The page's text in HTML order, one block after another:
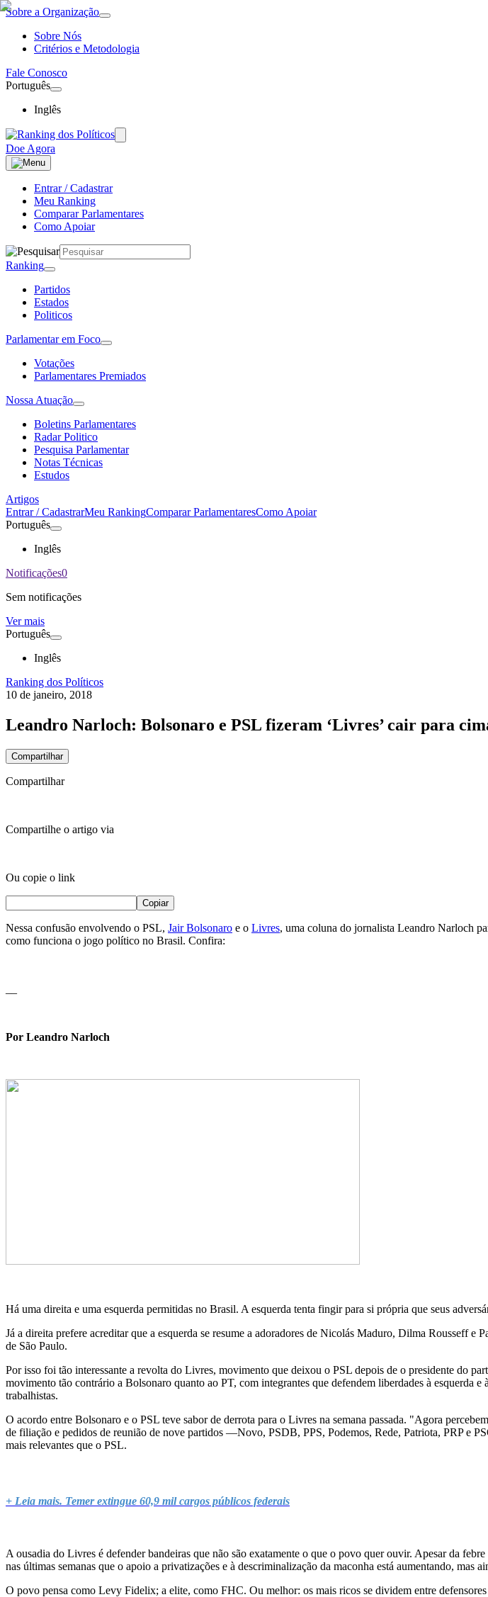
Sobre a Organização
Sobre Nós
Critérios e Metodologia
Fale Conosco
Português
Inglês
Doe Agora
Entrar / Cadastrar
Meu Ranking
Comparar Parlamentares
Como Apoiar
Ranking
Partidos
Estados
Politicos
Parlamentar em Foco
Votações
Parlamentares Premiados
Nossa Atuação
Boletins Parlamentares
Radar Politico
Pesquisa Parlamentar
Notas Técnicas
Estudos
Artigos
Entrar / CadastrarMeu RankingComparar ParlamentaresComo Apoiar
Português
Inglês
Notificações0
Sem notificações
Ver mais
Português
Inglês
Ranking dos Políticos
10 de janeiro, 2018
Leandro Narloch: Bolsonaro e PSL fizeram ‘Livres’ cair para
Compartilhar
Compartilhar
Compartilhe o artigo via
Ou copie o link
Copiar
Nessa confusão envolvendo o PSL, Jair Bolsonaro e o Livres, uma coluna do jornalista Leandro Narloch
como funciona o jogo político no Brasil. Confira:
Por Leandro Narloch
Há uma direita e uma esquerda permitidas no Brasil. A esquerda tenta fingir para si própria que seus
Já a direita prefere acreditar que a esquerda se resume a adoradores de Nicolás Maduro, Dilma Rousseff
de São Paulo.
Por isso foi tão interessante a revolta do Livres, movimento que deixou o PSL depois de o presidente do
movimento tão contrário a Bolsonaro quanto ao PT, com integrantes que defendem liberdades à esquerda
trabalhistas.
O acordo entre Bolsonaro e o PSL teve sabor de derrota para o Livres na semana passada. "Agora
de filiação e pedidos de reunião de nove partidos —Novo, PSDB, PPS, Podemos, Rede, Patriota, PRP e
mais relevantes que o PSL.
+ Leia mais. Temer extingue 60,9 mil cargos públicos federais
A ousadia do Livres é defender bandeiras que não são exatamente o que o povo quer ouvir. Apesar da
nas últimas semanas que o apoio a privatizações e à descriminalização da maconha está aumentando, mas
O povo pensa como Levy Fidelix; a elite, como FHC. Ou melhor: os mais ricos se dividem entre